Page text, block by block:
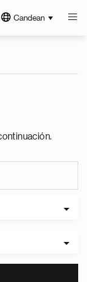
Candean